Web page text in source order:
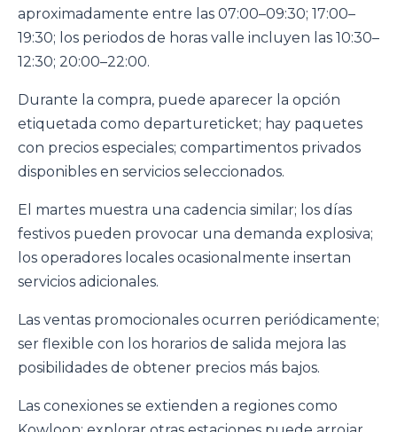
aproximadamente entre las 07:00–09:30; 17:00–
19:30; los periodos de horas valle incluyen las 10:30–
12:30; 20:00–22:00.
Durante la compra, puede aparecer la opción
etiquetada como departureticket; hay paquetes
con precios especiales; compartimentos privados
disponibles en servicios seleccionados.
El martes muestra una cadencia similar; los días
festivos pueden provocar una demanda explosiva;
los operadores locales ocasionalmente insertan
servicios adicionales.
Las ventas promocionales ocurren periódicamente;
ser flexible con los horarios de salida mejora las
posibilidades de obtener precios más bajos.
Las conexiones se extienden a regiones como